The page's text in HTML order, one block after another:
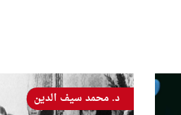
د. محمد سيف الدين